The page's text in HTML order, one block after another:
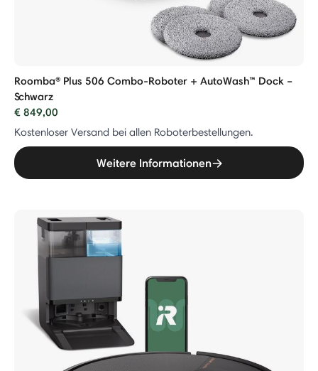
Roomba® Plus 506 Combo-Roboter + AutoWash™ Dock –
Schwarz
€ 849,00
Kostenloser Versand bei allen Roboterbestellungen.
Weitere Informationen